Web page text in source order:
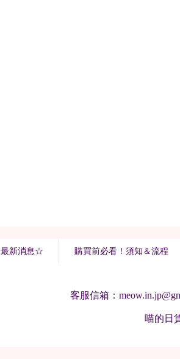
新消息☆ 購買前必看！須知＆流程
客服信箱：
喵的日